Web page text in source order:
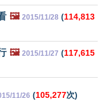
🖼️ 2015/11/28 (114,813
🖼️ 2015/11/27 (117,615
11/26 (105,277次)